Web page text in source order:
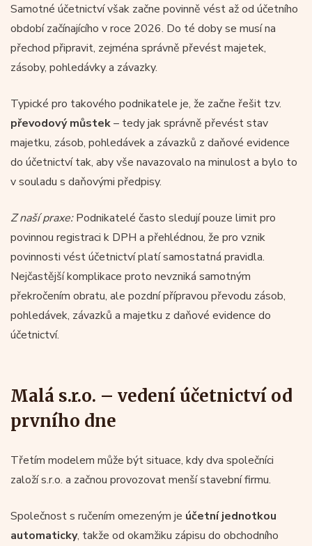
Samotné účetnictví však začne povinně vést až od účetního
období začínajícího v roce 2026. Do té doby se musí na
přechod připravit, zejména správně převést majetek,
zásoby, pohledávky a závazky.
Typické pro takového podnikatele je, že začne řešit tzv.
převodový můstek– tedy jak správně převést stav
majetku, zásob, pohledávek a závazků z daňové evidence
do účetnictví tak, aby vše navazovalo na minulost a bylo to
v souladu s daňovými předpisy.
Z naší praxe:Podnikatelé často sledují pouze limit pro
povinnou registraci k DPH a přehlédnou, že pro vznik
povinnosti vést účetnictví platí samostatná pravidla.
Nejčastější komplikace proto nevzniká samotným
překročením obratu, ale pozdní přípravou převodu zásob,
pohledávek, závazků a majetku z daňové evidence do
účetnictví.
Malá s.r.o. – vedení účetnictví od
prvního dne
Třetím modelem může být situace, kdy dva společníci
založí s.r.o. a začnou provozovat menší stavební firmu.
Společnost s ručením omezeným je účetní jednotkou
automaticky, takže od okamžiku zápisu do obchodního